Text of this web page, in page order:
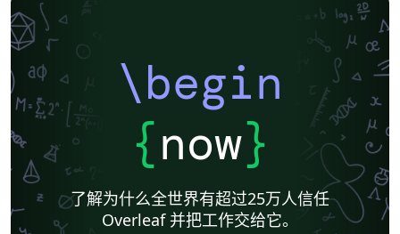
\begin
{now}
了解为什么全世界有超过25万人信任
Overleaf 并把工作交给它。